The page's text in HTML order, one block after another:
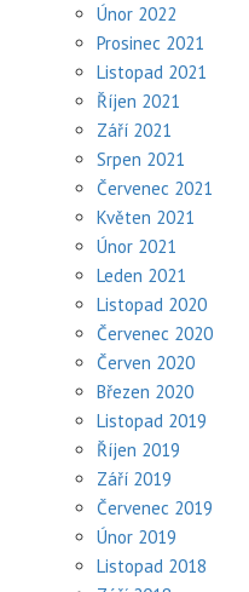
Únor 2022
Prosinec 2021
Listopad 2021
Říjen 2021
Září 2021
Srpen 2021
Červenec 2021
Květen 2021
Únor 2021
Leden 2021
Listopad 2020
Červenec 2020
Červen 2020
Březen 2020
Listopad 2019
Říjen 2019
Září 2019
Červenec 2019
Únor 2019
Listopad 2018